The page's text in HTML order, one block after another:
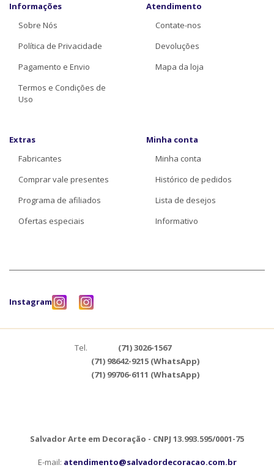
Informações
Sobre Nós
Política de Privacidade
Pagamento e Envio
Termos e Condições de
Uso
Atendimento
Contate-nos
Devoluções
Mapa da loja
Extras
Fabricantes
Comprar vale presentes
Programa de afiliados
Ofertas especiais
Minha conta
Minha conta
Histórico de pedidos
Lista de desejos
Informativo
Instagram
Tel.
(71) 3026-1567
(71) 98642-9215 (WhatsApp)
(71) 99706-6111 (WhatsApp)
Salvador Arte em Decoração - CNPJ 13.993.595/0001-75
E-mail: atendimento@salvadordecoracao.com.br